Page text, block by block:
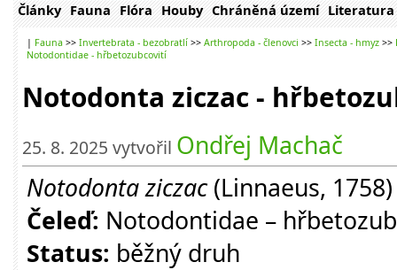
Články Fauna Flóra Houby Chráněná území Literatura
| Fauna >> Invertebrata - bezobratlí >> Arthropoda - členovci >> Insecta - hmyz >>
Notodontidae - hřbetozubcovití
Notodonta ziczac -
25. 8. 2025 vytvořil Ondřej Machač
Notodonta ziczac (Linnaeus,
Čeleď: Notodontidae –
Status: běžný druh